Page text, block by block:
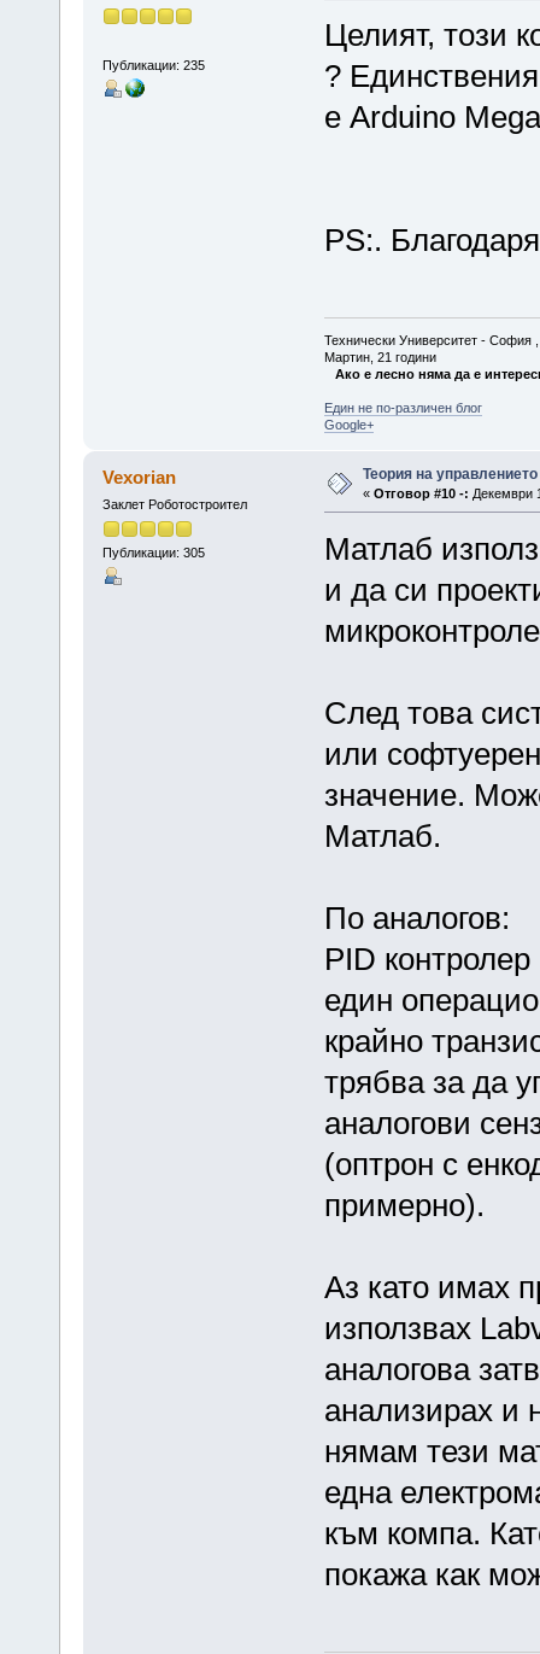
Публикации: 235
Целият, този
?
е Arduino
PS:.
Технически Университет - София
Мартин, 21 години
Ако е лесно няма да е
Един не по-различен блог
Google+
Vexorian
Заклет Роботостроител
Публикации: 305
Теория на управлението
« Отговор #10 -: Декември
Матлаб
и да си
След това
или
значение.
Матлаб.
По аналогов:
PID
един
крайно
трябва за да
аналогови
(оптрон с
примерно).
Аз като имах
използвах
аналогова
анализирах и
нямам тези
една
към компа.
покажа как